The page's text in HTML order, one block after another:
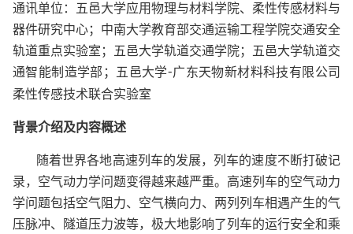
通讯单位：五邑大学应用物理与材料学院、柔性传感材料与
器件研究中心；中南大学教育部交通运输工程学院交通安全
轨道重点实验室；五邑大学轨道交通学院；五邑大学轨道交
通智能制造学部；五邑大学-广东天物新材料科技有限公司
柔性传感技术联合实验室
背景介绍及内容概述
随着世界各地高速列车的发展，列车的速度不断打破记
录，空气动力学问题变得越来越严重。高速列车的空气动力
学问题包括空气阻力、空气横向力、两列列车相遇产生的气
压脉冲、隧道压力波等，极大地影响了列车的运行安全和乘